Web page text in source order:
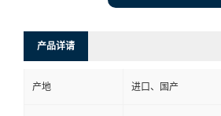
产品详请
产地 进口、国产